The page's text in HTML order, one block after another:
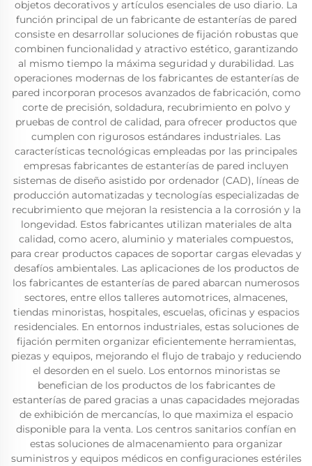
objetos decorativos y artículos esenciales de uso diario. La
función principal de un fabricante de estanterías de pared
consiste en desarrollar soluciones de fijación robustas que
combinen funcionalidad y atractivo estético, garantizando
al mismo tiempo la máxima seguridad y durabilidad. Las
operaciones modernas de los fabricantes de estanterías de
pared incorporan procesos avanzados de fabricación, como
corte de precisión, soldadura, recubrimiento en polvo y
pruebas de control de calidad, para ofrecer productos que
cumplen con rigurosos estándares industriales. Las
características tecnológicas empleadas por las principales
empresas fabricantes de estanterías de pared incluyen
sistemas de diseño asistido por ordenador (CAD), líneas de
producción automatizadas y tecnologías especializadas de
recubrimiento que mejoran la resistencia a la corrosión y la
longevidad. Estos fabricantes utilizan materiales de alta
calidad, como acero, aluminio y materiales compuestos,
para crear productos capaces de soportar cargas elevadas y
desafíos ambientales. Las aplicaciones de los productos de
los fabricantes de estanterías de pared abarcan numerosos
sectores, entre ellos talleres automotrices, almacenes,
tiendas minoristas, hospitales, escuelas, oficinas y espacios
residenciales. En entornos industriales, estas soluciones de
fijación permiten organizar eficientemente herramientas,
piezas y equipos, mejorando el flujo de trabajo y reduciendo
el desorden en el suelo. Los entornos minoristas se
benefician de los productos de los fabricantes de
estanterías de pared gracias a unas capacidades mejoradas
de exhibición de mercancías, lo que maximiza el espacio
disponible para la venta. Los centros sanitarios confían en
estas soluciones de almacenamiento para organizar
suministros y equipos médicos en configuraciones estériles